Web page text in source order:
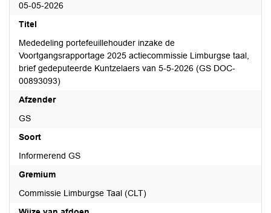
05-05-2026
Titel
Mededeling portefeuillehouder inzake de
Voortgangsrapportage 2025 actiecommissie Limburgse taal,
brief gedeputeerde Kuntzelaers van 5-5-2026 (GS DOC-
00893093)
Afzender
GS
Soort
Informerend GS
Gremium
Commissie Limburgse Taal (CLT)